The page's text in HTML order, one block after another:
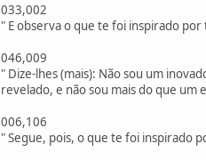
033,002
" E observa o que te foi inspirado
046,009
" Dize-lhes (mais): Não sou um
revelado, e não sou mais do que um
006,106
" Segue, pois, o que te foi inspirado